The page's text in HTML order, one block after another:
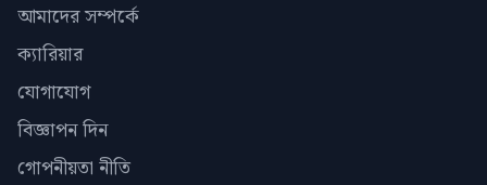
আমাদের সম্পর্কে
ক্যারিয়ার
যোগাযোগ
বিজ্ঞাপন দিন
গোপনীয়তা নীতি